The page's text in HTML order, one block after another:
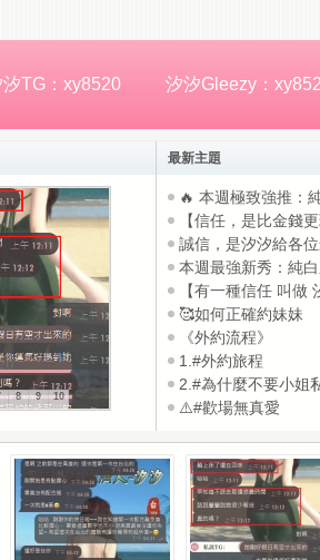
汐TG：xy8520 汐汐Gleezy：
8 9 10
最新主題
🔥 本週極致強推：
【信任，是比金錢
誠信，是汐汐給各
本週最強新秀：純
【有一種信任 叫做
🥰如何正確約妹妹
《外約流程》
1.#外約旅程
2.#為什麼不要小姐
⚠️#歡場無真愛